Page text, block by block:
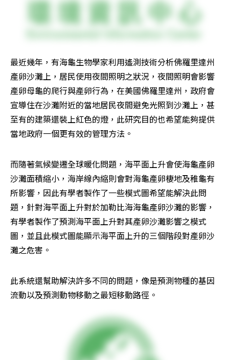
最近幾年，有海龜生物學家利用遙測技術分析佛羅里達州
產卵沙灘上，居民使用夜間照明之狀況，夜間照明會影響
產卵母龜的爬行與產卵行為，在美國佛羅里達州，政府會
宣導住在沙灘附近的當地居民夜間避免光照到沙灘上，甚
至有的建築還裝上紅色的燈，此研究目的也希望能夠提供
當地政府一個更有效的管理方法。
而隨著氣候變遷全球暖化問題，海平面上升會使海龜產卵
沙灘面積縮小，海岸線內縮則會對海龜產卵棲地及稚龜有
所影響，因此有學者製作了一些模式圖希望能解決此問
題，針對海平面上升對於加勒比海海龜產卵沙灘的影響，
有學者製作了預測海平面上升對其產卵沙灘影響之模式
圖，並且此模式圖能顯示海平面上升的三個階段對產卵沙
灘之危害。
此系統還幫助解決許多不同的問題，像是預測物種的基因
流動以及預測動物移動之最短移動路徑。